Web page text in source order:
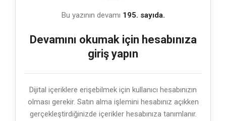
Bu yazının devamı 195. sayıda.
Devamını okumak için hesabınıza
giriş yapın
Dijital içeriklere erişebilmek için kullanıcı hesabınızın
olması gerekir. Satın alma işlemini hesabınız açıkken
gerçekleştirdiğinizde içerikler hesabınıza tanımlanır.